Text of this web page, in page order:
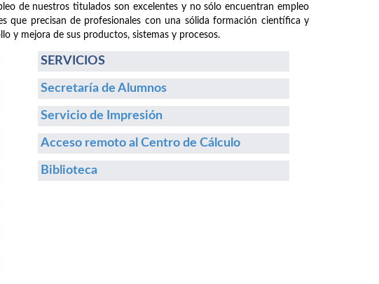
de nuestros titulados son excelentes y no sólo encuentran empleo
que precisan de profesionales con una sólida formación científica y
y mejora de sus productos, sistemas y procesos.
SERVICIOS
Secretaría de Alumnos
Servicio de Impresión
Acceso remoto al Centro de Cálculo
Biblioteca